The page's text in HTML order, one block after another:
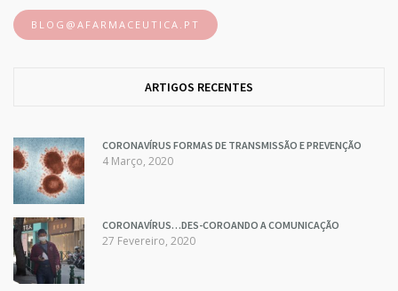
BLOG@AFARMACEUTICA.PT
ARTIGOS RECENTES
CORONAVÍRUS FORMAS DE TRANSMISSÃO E PREVENÇÃO
4 Março, 2020
CORONAVÍRUS…DES-COROANDO A COMUNICAÇÃO
27 Fevereiro, 2020